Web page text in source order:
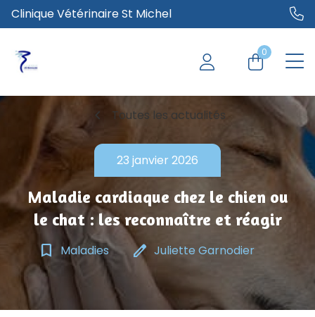
Clinique Vétérinaire St Michel
0
chevron_left Toutes les actualités
23 janvier 2026
Maladie cardiaque chez le chien ou
le chat : les reconnaître et réagir
bookmark_border Maladies edit Juliette Garnodier